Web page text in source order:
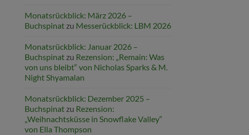
Monatsrückblick: März 2026 –
Buchspinat zu Messerückblick: LBM 2026
Monatsrückblick: Januar 2026 –
Buchspinat zu Rezension: „Remain: Was
von uns bleibt“ von Nicholas Sparks & M.
Night Shyamalan
Monatsrückblick: Dezember 2025 –
Buchspinat zu Rezension:
„Weihnachtsküsse in Snowflake Valley“
von Ella Thompson